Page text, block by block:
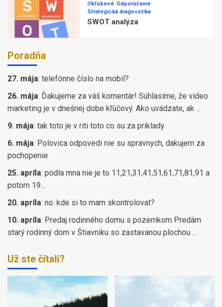
Obľúbené Odporúčame
Strategická diagnostika
SWOT analýza
Poradňa
27. mája: telefónne číslo na mobil?
26. mája: Ďakujeme za váš komentár! Súhlasíme, že video
marketing je v dnešnej dobe kľúčový. Ako uvádzate, ak ...
9. mája: tak toto je v riti toto co su za priklady
6. mája: Polovica odpovedi nie su spravnych, dakujem za
pochopenie
25. apríla: podla mna nie je to 11,21,31,41,51,61,71,81,91 a
potom 19...
20. apríla: no. kde si to mam skontrolovat?
10. apríla: Predaj rodinného domu s pozemkom Predám
starý rodinný dom v Štiavniku so zastavanou plochou ...
Už ste čítali?